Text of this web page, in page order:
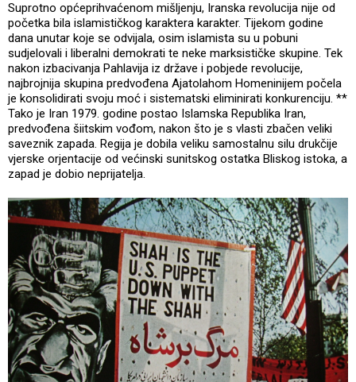
Suprotno općeprihvaćenom mišljenju, Iranska revolucija nije od
početka bila islamističkog karaktera karakter. Tijekom godine
dana unutar koje se odvijala, osim islamista su u pobuni
sudjelovali i liberalni demokrati te neke marksističke skupine. Tek
nakon izbacivanja Pahlavija iz države i pobjede revolucije,
najbrojnija skupina predvođena Ajatolahom Homeninijem počela
je konsolidirati svoju moć i sistematski eliminirati konkurenciju. **
Tako je Iran 1979. godine postao Islamska Republika Iran,
predvođena šiitskim vođom, nakon što je s vlasti zbačen veliki
saveznik zapada. Regija je dobila veliku samostalnu silu drukčije
vjerske orjentacije od većinski sunitskog ostatka Bliskog istoka, a
zapad je dobio neprijatelja.